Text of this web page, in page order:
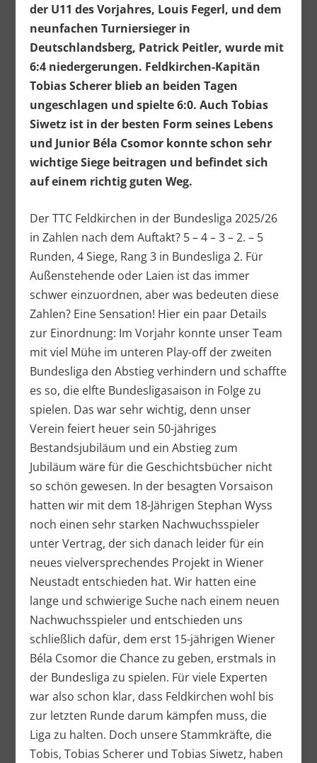
der U11 des Vorjahres, Louis Fegerl, und dem
neunfachen Turniersieger in
Deutschlandsberg, Patrick Peitler, wurde mit
6:4 niedergerungen. Feldkirchen-Kapitän
Tobias Scherer blieb an beiden Tagen
ungeschlagen und spielte 6:0. Auch Tobias
Siwetz ist in der besten Form seines Lebens
und Junior Béla Csomor konnte schon sehr
wichtige Siege beitragen und befindet sich
auf einem richtig guten Weg.
Der TTC Feldkirchen in der Bundesliga 2025/26
in Zahlen nach dem Auftakt? 5 – 4 – 3 – 2. – 5
Runden, 4 Siege, Rang 3 in Bundesliga 2. Für
Außenstehende oder Laien ist das immer
schwer einzuordnen, aber was bedeuten diese
Zahlen? Eine Sensation! Hier ein paar Details
zur Einordnung: Im Vorjahr konnte unser Team
mit viel Mühe im unteren Play-off der zweiten
Bundesliga den Abstieg verhindern und schaffte
es so, die elfte Bundesligasaison in Folge zu
spielen. Das war sehr wichtig, denn unser
Verein feiert heuer sein 50-jähriges
Bestandsjubiläum und ein Abstieg zum
Jubiläum wäre für die Geschichtsbücher nicht
so schön gewesen. In der besagten Vorsaison
hatten wir mit dem 18-Jährigen Stephan Wyss
noch einen sehr starken Nachwuchsspieler
unter Vertrag, der sich danach leider für ein
neues vielversprechendes Projekt in Wiener
Neustadt entschieden hat. Wir hatten eine
lange und schwierige Suche nach einem neuen
Nachwuchsspieler und entschieden uns
schließlich dafür, dem erst 15-jährigen Wiener
Béla Csomor die Chance zu geben, erstmals in
der Bundesliga zu spielen. Für viele Experten
war also schon klar, dass Feldkirchen wohl bis
zur letzten Runde darum kämpfen muss, die
Liga zu halten. Doch unsere Stammkräfte, die
Tobis, Tobias Scherer und Tobias Siwetz, haben